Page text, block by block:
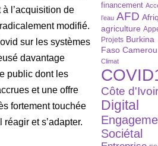
à l’acquisition de
modifié.
sur les systèmes
davantage
public dont les
et une offre
fortement touchée
et s’adapter.
financement
l’eau AFD
agriculture
Projets Burkina
Faso
Climat
Côte
Digital
Sociétal